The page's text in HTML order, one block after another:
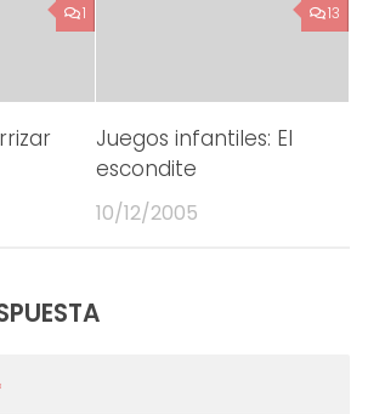
1 13
Juegos infantiles: El
escondite
10/12/2005